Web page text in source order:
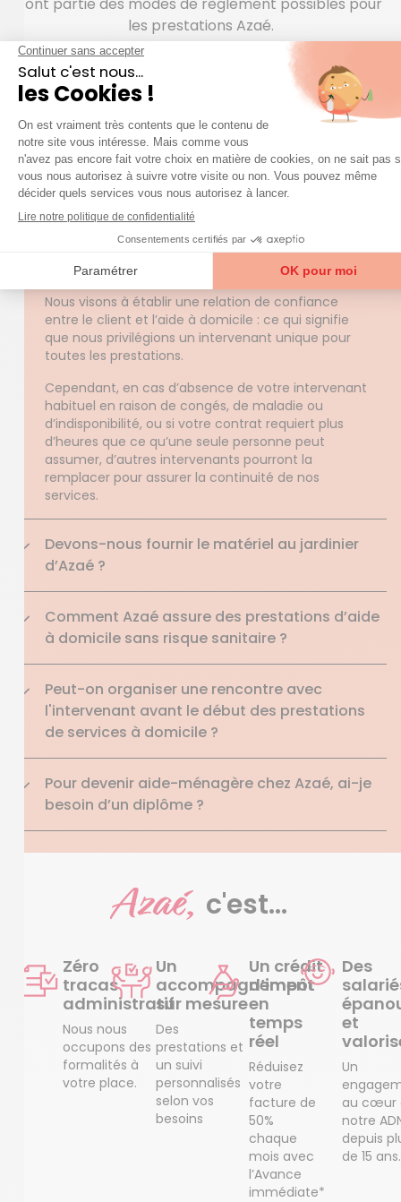
les prestations Azaé.
QUESTIONS FRÉQUENTES
Unequestion sur nos services ?
Accéder à la FAQ Trouver mon agence
Est-ce que l'intervenant qui viendra chez moi
pour les prestations à domicile sera toujours
la même personne ?
Nous visons à établir une relation de confiance
entre le client et l’aide à domicile : ce qui signifie
que nous privilégions un intervenant unique pour
toutes les prestations.
Cependant, en cas d’absence de votre intervenant
habituel en raison de congés, de maladie ou
d’indisponibilité, ou si votre contrat requiert plus
d’heures que ce qu’une seule personne peut
assumer, d’autres intervenants pourront la
remplacer pour assurer la continuité de nos
services.
Devons-nous fournir le matériel au jardinier
d’Azaé ?
Comment Azaé assure des prestations d’aide
à domicile sans risque sanitaire ?
Peut-on organiser une rencontre avec
l'intervenant avant le début des prestations
de services à domicile ?
Pour devenir aide-ménagère chez Azaé, ai-je
besoin d’un diplôme ?
Azaé, c'est...
Zéro
tracas
administratif
Nous nous
occupons des
formalités à
votre place.
Un
accompagnement
sur mesure
Des
prestations et
un suivi
personnalisés
selon vos
besoins
Un crédit
d’impôt
en
temps
réel
Réduisez
votre
facture de
50%
chaque
mois avec
l’Avance
immédiate*
Des
et
Un
au cœur
notre
depuis
de 15 ans.